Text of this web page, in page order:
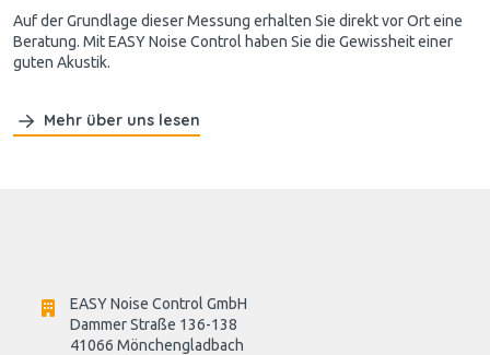
Auf der Grundlage dieser Messung erhalten Sie direkt vor Ort eine
Beratung. Mit EASY Noise Control haben Sie die Gewissheit einer
guten Akustik.
Mehr über uns lesen
EASY Noise Control GmbH
Dammer Straße 136-138
41066 Mönchengladbach